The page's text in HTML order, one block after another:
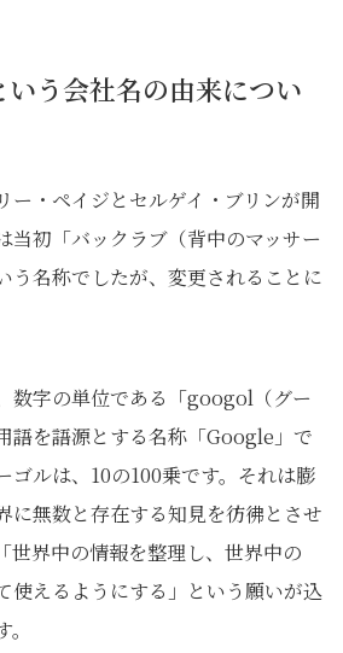
いう会社名の由来につい
ー・ペイジとセルゲイ・ブリンが開
当初「バックラブ（背中のマッサー
う名称でしたが、変更されることに
数字の単位である「googol（グー
語を語源とする名称「Google」で
ゴルは、10の100乗です。それは膨
に無数と存在する知見を彷彿とさせ
世界中の情報を整理し、世界中の
使えるようにする」という願いが込